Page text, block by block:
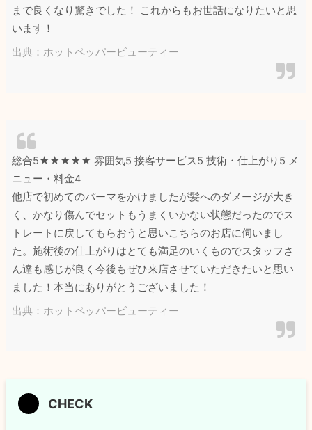
まで良くなり驚きでした！ これからもお世話になりたいと思
います！
出典：ホットペッパービューティー
総合5★★★★★ 雰囲気5 接客サービス5 技術・仕上がり5 メ
ニュー・料金4
他店で初めてのパーマをかけましたが髪へのダメージが大き
く、かなり傷んでセットもうまくいかない状態だったのでス
トレートに戻してもらおうと思いこちらのお店に伺いまし
た。施術後の仕上がりはとても満足のいくものでスタッフさ
ん達も感じが良く今後もぜひ来店させていただきたいと思い
ました！本当にありがとうございました！
出典：ホットペッパービューティー